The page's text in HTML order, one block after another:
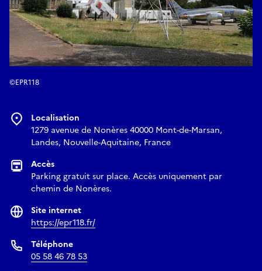
©EPR118
Localisation
1279 avenue de Nonères 40000 Mont-de-Marsan,
Landes, Nouvelle-Aquitaine, France
Accès
Parking gratuit sur place. Accès uniquement par
chemin de Nonères.
Site internet
https://epr118.fr/
Téléphone
05 58 46 78 53